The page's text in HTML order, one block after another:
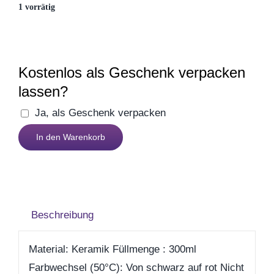
Frühling / Ostern
Gute Besserung
1 vorrätig
Kostenlos als Geschenk verpacken
lassen?
Ja, als Geschenk verpacken
Magic
Smile
In den Warenkorb
Beschreibung
Material: Keramik Füllmenge : 300ml
Farbwechsel (50°C): Von schwarz auf rot Nicht